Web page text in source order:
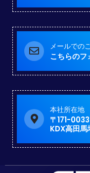
メールでの
こちらのフ
本社所在地
〒171-
KDX高田馬